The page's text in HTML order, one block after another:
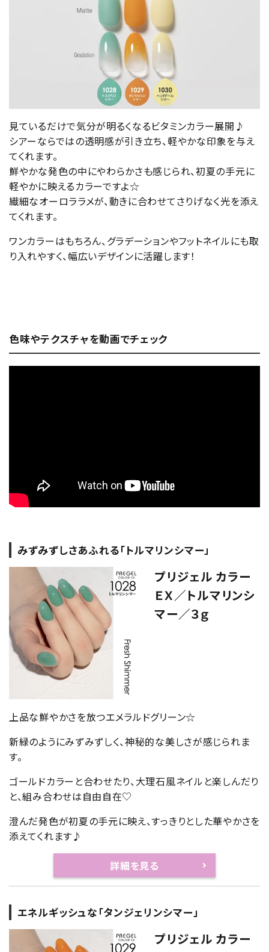
見ているだけで気分が明るくなるビタミンカラー展開♪
シアーならではの透明感が引き立ち、軽やかな印象を与え
てくれます。
鮮やかな発色の中にやわらかさも感じられ、初夏の手元に
軽やかに映えるカラーですよ☆
繊細なオーロララメが、動きに合わせてさりげなく光を添え
てくれます。
ワンカラーはもちろん、グラデーションやフットネイルにも取
り入れやすく、幅広いデザインに活躍します！
色味やテクスチャを動画でチェック
みずみずしさあふれる「トルマリンシマー」
プリジェル カラー
ＥＸ／トルマリンシ
マー／３ｇ
上品な鮮やかさを放つエメラルドグリーン☆
新緑のようにみずみずしく、神秘的な美しさが感じられま
す。
ゴールドカラーと合わせたり、大理石風ネイルと楽しんだり
と、組み合わせは自由自在♡
澄んだ発色が初夏の手元に映え、すっきりとした華やかさを
添えてくれます♪
詳細を見る
エネルギッシュな「タンジェリンシマー」
プリジェル カラー